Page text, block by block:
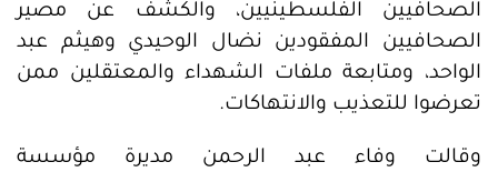
الصحافيين الفلسطينيين، والكشف عن مصير
الصحافيين المفقودين نضال الوحيدي وهيثم عبد
الواحد، ومتابعة ملفات الشهداء والمعتقلين ممن
تعرضوا للتعذيب والانتهاكات.
وقالت وفاء عبد الرحمن مديرة مؤسسة